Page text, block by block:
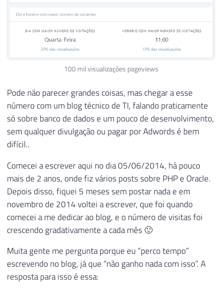
100 mil visualizações pageviews
Pode não parecer grandes coisas, mas chegar a esse
número com um blog técnico de TI, falando praticamente
só sobre banco de dados e um pouco de desenvolvimento,
sem qualquer divulgação ou pagar por Adwords é bem
difícil..
Comecei a escrever aqui no dia 05/06/2014, há pouco
mais de 2 anos, onde fiz vários posts sobre PHP e Oracle.
Depois disso, fiquei 5 meses sem postar nada e em
novembro de 2014 voltei a escrever, que foi quando
comecei a me dedicar ao blog, e o número de visitas foi
crescendo gradativamente a cada mês 🙂
Muita gente me pergunta porque eu “perco tempo”
escrevendo no blog, já que “não ganho nada com isso”. A
resposta para isso é essa: